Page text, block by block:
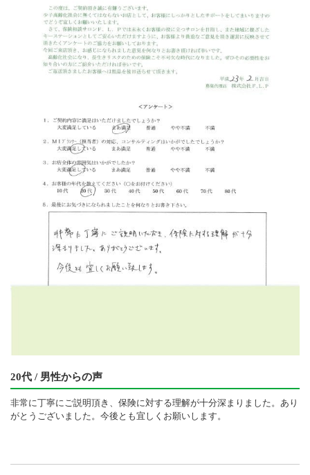
20代 / 男性からの声
非常に丁寧にご説明頂き、保険に対する理解が十分深まりました。あり
がとうございました。今後とも宜しくお願いします。